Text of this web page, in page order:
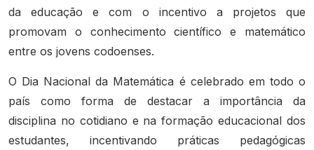
da educação e com o incentivo a projetos que
promovam o conhecimento científico e matemático
entre os jovens codoenses.
O Dia Nacional da Matemática é celebrado em todo o
país como forma de destacar a importância da
disciplina no cotidiano e na formação educacional dos
estudantes, incentivando práticas pedagógicas